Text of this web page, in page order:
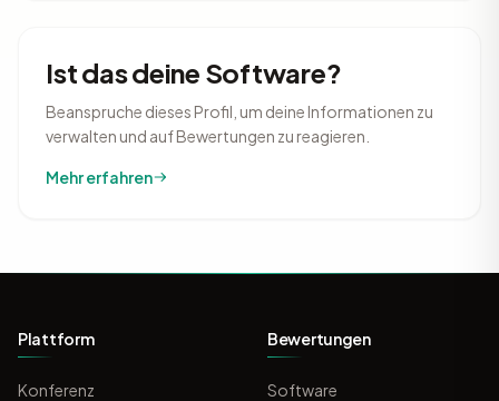
Ist das deine Software?
Beanspruche dieses Profil, um deine Informationen zu
verwalten und auf Bewertungen zu reagieren.
Mehr erfahren
Plattform
Konferenz
Bewertungen
Software